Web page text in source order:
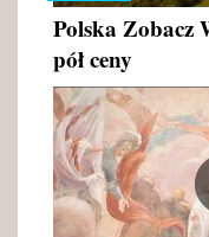
Polska Zobacz
pół ceny